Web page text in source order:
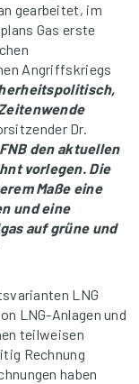
gearbeitet, im
Gas erste
Angriffskriegs
Dr.
den aktuellen
vorlegen. Die
Maße eine
und eine
auf grüne und
LNG
LNG-Anlagen und
teilweisen
Rechnung
haben